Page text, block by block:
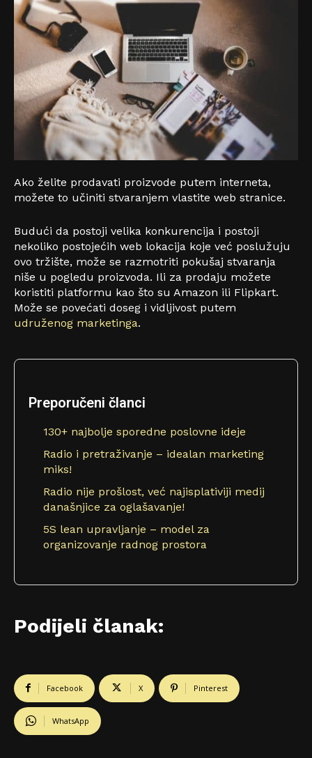
Ako želite prodavati proizvode putem interneta,
možete to učiniti stvaranjem vlastite web stranice.
Budući da postoji velika konkurencija i postoji
nekoliko postojećih web lokacija koje već poslužuju
ovo tržište, može se razmotriti pokušaj stvaranja
niše u pogledu proizvoda. Ili za prodaju možete
koristiti platformu kao što su Amazon ili Flipkart.
Može se povećati doseg i vidljivost putem
udruženog marketinga.
Preporučeni članci
130+ najbolje sporedne poslovne ideje
Radio i pretraživanje – idealan marketing
miks!
Radio nije prošlost, već najisplativiji medij
današnjice za oglašavanje!
5S lean upravljanje – model za
organizovanje radnog prostora
Podijeli članak:
Facebook X Pinterest
WhatsApp